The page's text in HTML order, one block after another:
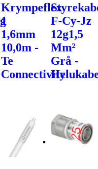
Krympeflex
1
1,6mm
10,0m -
Te
Connectivity
F-Cy-Jz
12g1,5
Mm²
Grå -